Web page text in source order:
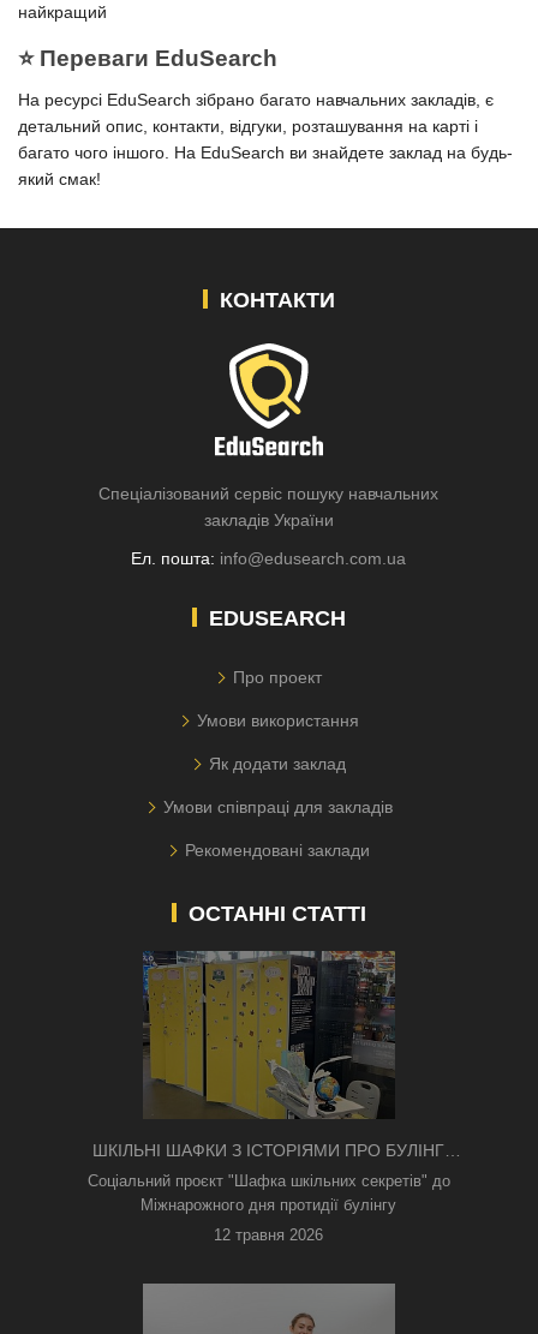
найкращий
⭐️ Переваги EduSearch
На ресурсі EduSearch зібрано багато навчальних закладів, є
детальний опис, контакти, відгуки, розташування на карті і
багато чого іншого. На EduSearch ви знайдете заклад на будь-
який смак!
КОНТАКТИ
Спеціалізований сервіс пошуку навчальних
закладів України
Ел. пошта: info@edusearch.com.ua
EDUSEARCH
Про проект
Умови використання
Як додати заклад
Умови співпраці для закладів
Рекомендовані заклади
ОСТАННІ СТАТТІ
ШКІЛЬНІ ШАФКИ З ІСТОРІЯМИ ПРО БУЛІНГ
З'ЯВИЛИСЯ В КИЄВІ
Соціальний проєкт "Шафка шкільних секретів" до
Міжнарожного дня протидії булінгу
12 травня 2026